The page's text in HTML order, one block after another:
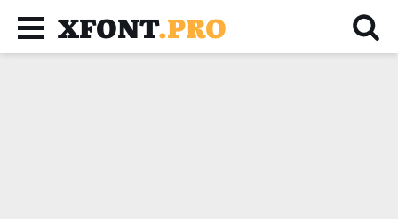
XFONT.PRO